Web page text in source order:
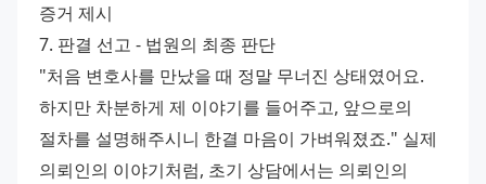
증거 제시
7. 판결 선고 - 법원의 최종 판단
"처음 변호사를 만났을 때 정말 무너진 상태였어요.
하지만 차분하게 제 이야기를 들어주고, 앞으로의
절차를 설명해주시니 한결 마음이 가벼워졌죠." 실제
의뢰인의 이야기처럼, 초기 상담에서는 의뢰인의